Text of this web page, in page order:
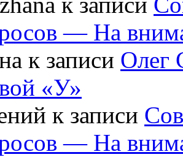
— На
к записи Олег
«У»
к записи
— На